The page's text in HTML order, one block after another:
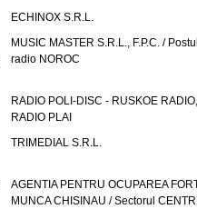
ECHINOX S.R.L.
MUSIC MASTER S.R.L., F.P.C. /
radio NOROC
RADIO POLI-DISC - RUSKOE RADIO,
RADIO PLAI
TRIMEDIAL S.R.L.
AGENTIA PENTRU OCUPAREA
MUNCA CHISINAU / Sectorul